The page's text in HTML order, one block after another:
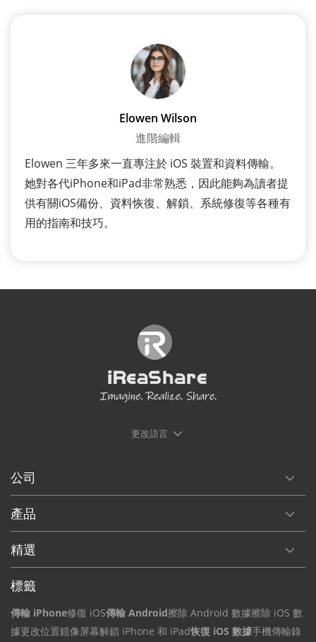
Elowen Wilson
進階編輯
Elowen 三年多來一直專注於 iOS 裝置和資料傳輸。
她對各代iPhone和iPad非常熟悉，因此能夠為讀者提
供有關iOS備份、資料恢復、解鎖、系統修復等各種有
用的指南和技巧。
更改語言
公司
產品
精選
標籤
傳輸 iPhone修復 iOS傳輸 Android擦除 Android 數據擦除 iOS 數
據更改位置鏡像屏幕解鎖 iPhone 和 iPad恢復 iOS 數據手機傳輸錄